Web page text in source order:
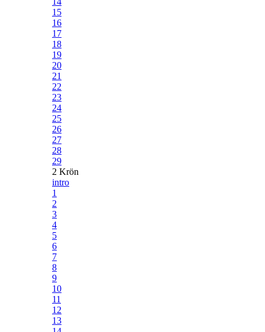
15
16
17
18
19
20
21
22
23
24
25
26
27
28
29
2 Krön
intro
1
2
3
4
5
6
7
8
9
10
11
12
13